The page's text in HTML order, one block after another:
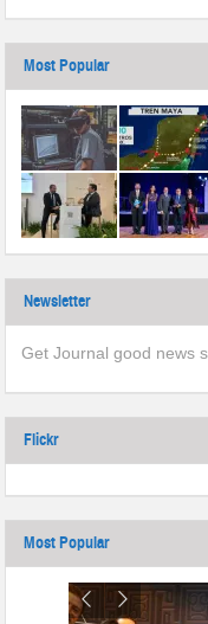
Most Popular
Newsletter
Get Journal good news
Flickr
Most Popular